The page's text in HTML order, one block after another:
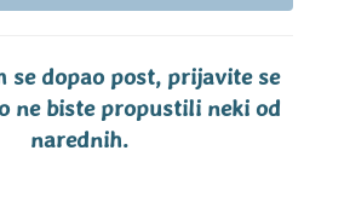
se dopao post, prijavite se
ne biste propustili neki od
narednih.